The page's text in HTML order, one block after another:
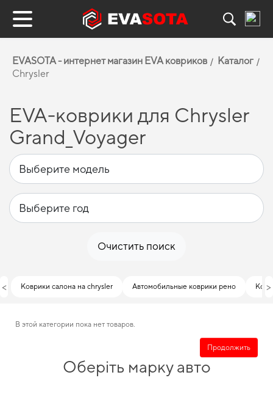
EVASOTA - интернет магазин EVA ковриков
Каталог
Chrysler
EVA-коврики для Chrysler
Grand_Voyager
Очистить поиск
< Коврики салона на chrysler Автомобильные коврики рено >
В этой категории пока нет товаров.
Продолжить